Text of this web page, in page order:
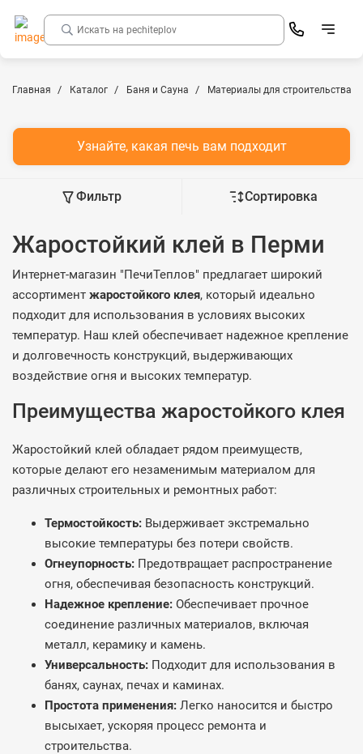
Главная Каталог Баня и Сауна Материалы для строительства
Узнайте, какая печь вам подходит
Фильтр Сортировка
Жаростойкий клей в Перми
Интернет-магазин "ПечиТеплов" предлагает широкий
ассортимент жаростойкого клея, который идеально
подходит для использования в условиях высоких
температур. Наш клей обеспечивает надежное крепление
и долговечность конструкций, выдерживающих
воздействие огня и высоких температур.
Преимущества жаростойкого клея
Жаростойкий клей обладает рядом преимуществ,
которые делают его незаменимым материалом для
различных строительных и ремонтных работ:
Термостойкость: Выдерживает экстремально
высокие температуры без потери свойств.
Огнеупорность: Предотвращает распространение
огня, обеспечивая безопасность конструкций.
Надежное крепление: Обеспечивает прочное
соединение различных материалов, включая
металл, керамику и камень.
Универсальность: Подходит для использования в
банях, саунах, печах и каминах.
Простота применения: Легко наносится и быстро
высыхает, ускоряя процесс ремонта и
строительства.